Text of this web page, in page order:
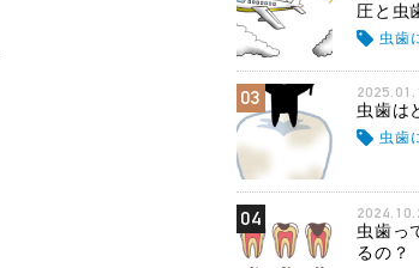
圧と虫
虫歯
03
虫歯は
虫歯
04
虫歯っ
るの？